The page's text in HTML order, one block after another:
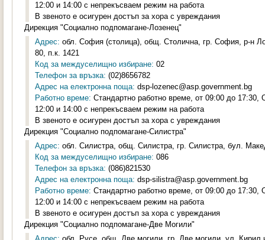
12:00 и 14:00 с непрекъсваем режим на работа
В звеното е осигурен достъп за хора с увреждания
Дирекция "Социално подпомагане-Лозенец"
Адрес: обл. София (столица), общ. Столична, гр. София, р-н
80, п.к. 1421
Код за междуселищно избиране: 02
Телефон за връзка: (02)8656782
Адрес на електронна поща: dsp-lozenec@asp.government.bg
Работно време: Стандартно работно време, от 09:00 до
12:00 и 14:00 с непрекъсваем режим на работа
В звеното е осигурен достъп за хора с увреждания
Дирекция "Социално подпомагане-Силистра"
Адрес: обл. Силистра, общ. Силистра, гр. Силистра, бул.
Код за междуселищно избиране: 086
Телефон за връзка: (086)821530
Адрес на електронна поща: dsp-silistra@asp.government.bg
Работно време: Стандартно работно време, от 09:00 до
12:00 и 14:00 с непрекъсваем режим на работа
В звеното е осигурен достъп за хора с увреждания
Дирекция "Социално подпомагане-Две Могили"